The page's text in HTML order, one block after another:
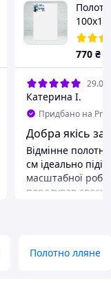
770 ₴
Катерина І.
Придбано на
Добра якісь за
Відмінне
см ідеально
масштабної
порадував
лягають м'яко,
не
Полотно лляне